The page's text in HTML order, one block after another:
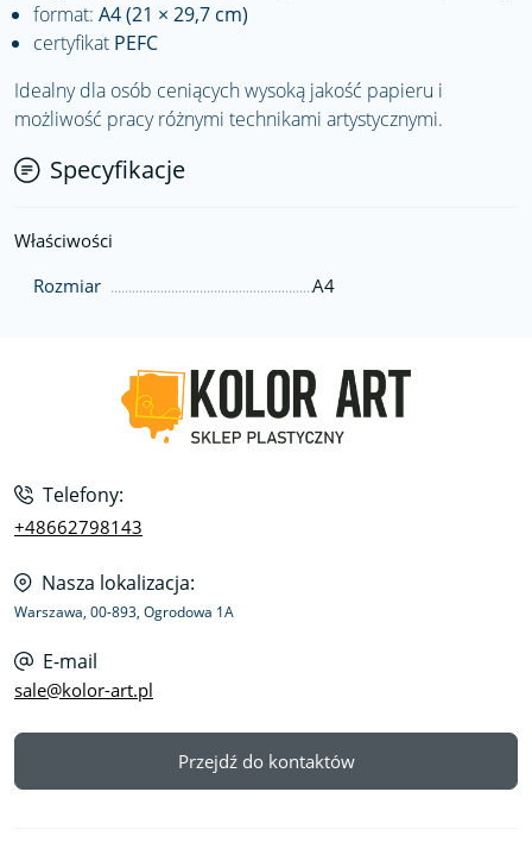
format: A4 (21 × 29,7 cm)
certyfikat PEFC
Idealny dla osób ceniących wysoką jakość papieru i
możliwość pracy różnymi technikami artystycznymi.
Specyfikacje
Właściwości
Rozmiar
A4
Telefony:
+48662798143
Nasza lokalizacja:
Warszawa, 00-893, Ogrodowa 1A
E-mail
sale@kolor-art.pl
Przejdź do kontaktów